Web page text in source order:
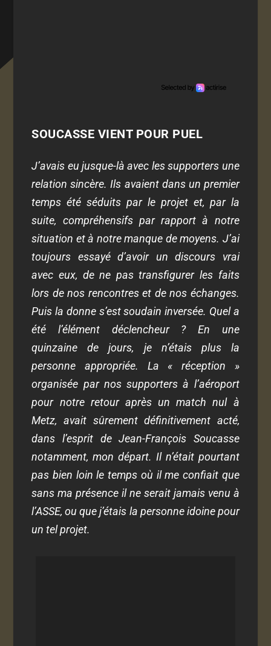
SOUCASSE VIENT POUR PUEL
J’avais eu jusque-là avec les supporters une
relation sincère. Ils avaient dans un premier
temps été séduits par le projet et, par la
suite, compréhensifs par rapport à notre
situation et à notre manque de moyens. J’ai
toujours essayé d’avoir un discours vrai
avec eux, de ne pas transfigurer les faits
lors de nos rencontres et de nos échanges.
Puis la donne s’est soudain inversée. Quel a
été l’élément déclencheur ? En une
quinzaine de jours, je n’étais plus la
personne appropriée. La « réception »
organisée par nos supporters à l’aéroport
pour notre retour après un match nul à
Metz, avait sûrement définitivement acté,
dans l’esprit de Jean-François Soucasse
notamment, mon départ. Il n’était pourtant
pas bien loin le temps où il me confiait que
sans ma présence il ne serait jamais venu à
l’ASSE, ou que j’étais la personne idoine pour
un tel projet.